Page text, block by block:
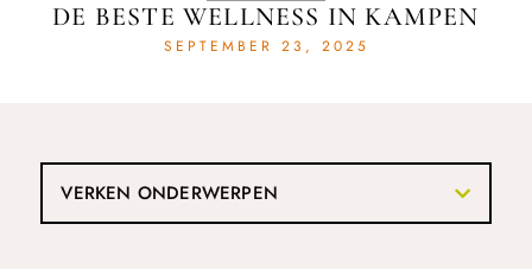
DE BESTE WELLNESS IN KAMPEN
SEPTEMBER 23, 2025
VERKEN ONDERWERPEN